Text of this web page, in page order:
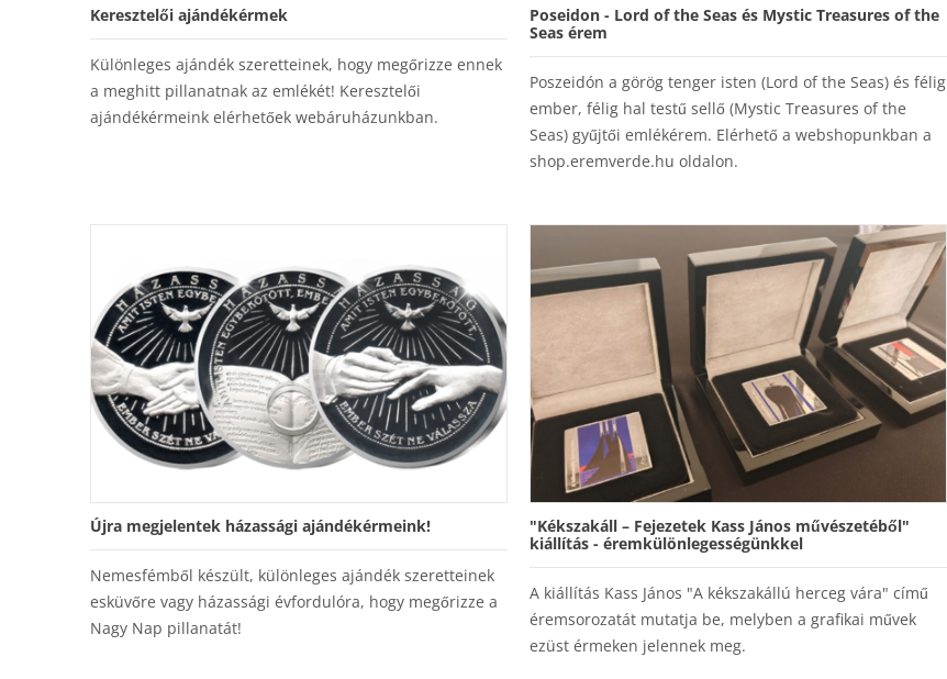
Keresztelői ajándékérmek
Különleges ajándék szeretteinek, hogy megőrizze ennek
a meghitt pillanatnak az emlékét! Keresztelői
ajándékérmeink elérhetőek webáruházunkban.
Poseidon - Lord of the Seas és Mystic Treasures of the
Seas érem
Poszeidón a görög tenger isten (Lord of the Seas) és félig
ember, félig hal testű sellő (Mystic Treasures of the
Seas) gyűjtői emlékérem. Elérhető a webshopunkban a
shop.eremverde.hu oldalon.
Újra megjelentek házassági ajándékérmeink!
Nemesfémből készült, különleges ajándék szeretteinek
esküvőre vagy házassági évfordulóra, hogy megőrizze a
Nagy Nap pillanatát!
"Kékszakáll – Fejezetek Kass János művészetéből"
kiállítás - éremkülönlegességünkkel
A kiállítás Kass János "A kékszakállú herceg vára" című
éremsorozatát mutatja be, melyben a grafikai művek
ezüst érmeken jelennek meg.